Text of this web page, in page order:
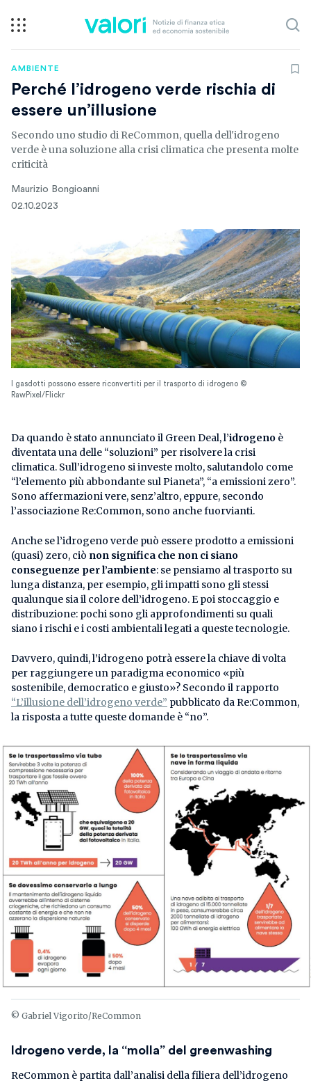
AMBIENTE
Perché l’idrogeno verde rischia di
essere un’illusione
Secondo uno studio di ReCommon, quella dell'idrogeno
verde è una soluzione alla crisi climatica che presenta molte
criticità
Maurizio Bongioanni
02.10.2023
I gasdotti possono essere riconvertiti per il trasporto di idrogeno ©
RawPixel/Flickr
Da quando è stato annunciato il Green Deal, l’idrogeno è
diventata una delle “soluzioni” per risolvere la crisi
climatica. Sull’idrogeno si investe molto, salutandolo come
“l’elemento più abbondante sul Pianeta”, “a emissioni zero”.
Sono affermazioni vere, senz’altro, eppure, secondo
l’associazione Re:Common, sono anche fuorvianti.
Anche se l’idrogeno verde può essere prodotto a emissioni
(quasi) zero, ciò non significa che non ci siano
conseguenze per l’ambiente: se pensiamo al trasporto su
lunga distanza, per esempio, gli impatti sono gli stessi
qualunque sia il colore dell’idrogeno. E poi stoccaggio e
distribuzione: pochi sono gli approfondimenti su quali
siano i rischi e i costi ambientali legati a queste tecnologie.
Davvero, quindi, l’idrogeno potrà essere la chiave di volta
per raggiungere un paradigma economico «più
sostenibile, democratico e giusto»? Secondo il rapporto
“L’illusione dell’idrogeno verde” pubblicato da Re:Common,
la risposta a tutte queste domande è “no”.
© Gabriel Vigorito/ReCommon
Idrogeno verde, la “molla” del greenwashing
ReCommon è partita dall’analisi della filiera dell’idrogeno